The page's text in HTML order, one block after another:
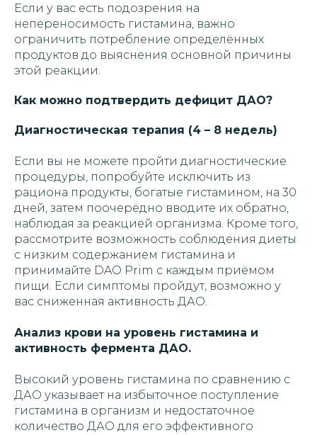
Если у вас есть подозрения на
непереносимость гистамина, важно
ограничить потребление определённых
продуктов до выяснения основной причины
этой реакции.
Как можно подтвердить дефицит ДАО?
Диагностическая терапия (4 – 8 недель)
Если вы не можете пройти диагностические
процедуры, попробуйте исключить из
рациона продукты, богатые гистамином, на 30
дней, затем поочерёдно вводите их обратно,
наблюдая за реакцией организма. Кроме того,
рассмотрите возможность соблюдения диеты
с низким содержанием гистамина и
принимайте DAO Prim с каждым приёмом
пищи. Если симптомы пройдут, возможно у
вас сниженная активность ДАО.
Анализ крови на уровень гистамина и
активность фермента ДАО.
Высокий уровень гистамина по сравнению с
ДАО указывает на избыточное поступление
гистамина в организм и недостаточное
количество ДАО для его эффективного